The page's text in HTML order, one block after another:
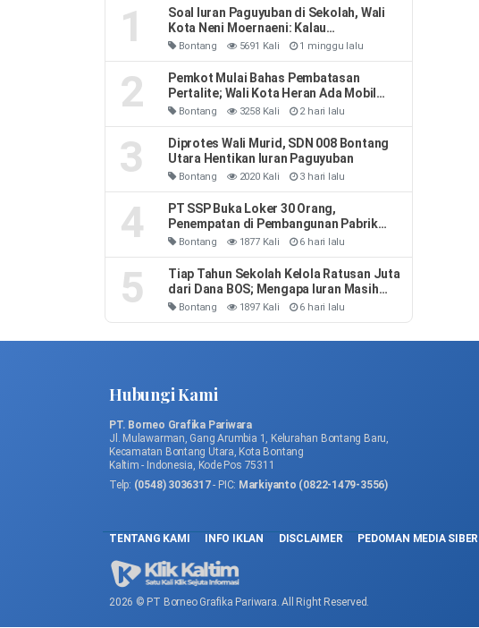
1
Soal Iuran Paguyuban di Sekolah, Wali
Kota Neni Moernaeni: Kalau
Kesepakatan Orang Tua Jangan Ribut-
Ribut
Bontang 5691 Kali 1 minggu lalu
2
Pemkot Mulai Bahas Pembatasan
Pertalite; Wali Kota Heran Ada Mobil
Habiskan 40 Liter Sehari
Bontang 3258 Kali 2 hari lalu
3
Diprotes Wali Murid, SDN 008 Bontang
Utara Hentikan Iuran Paguyuban
Bontang 2020 Kali 3 hari lalu
4
PT SSP Buka Loker 30 Orang,
Penempatan di Pembangunan Pabrik
Soda Ash
Bontang 1877 Kali 6 hari lalu
5
Tiap Tahun Sekolah Kelola Ratusan Juta
dari Dana BOS; Mengapa Iuran Masih
Ada
Bontang 1897 Kali 6 hari lalu
Hubungi Kami
PT. Borneo Grafika Pariwara
Jl. Mulawarman, Gang Arumbia 1, Kelurahan Bontang Baru,
Kecamatan Bontang Utara, Kota Bontang
Kaltim - Indonesia, Kode Pos 75311
Telp: (0548) 3036317- PIC: Markiyanto (0822-1479-3556)
TENTANG KAMI INFO IKLAN DISCLAIMER PEDOMAN MEDIA SIBER
2026 © PT Borneo Grafika Pariwara. All Right Reserved.